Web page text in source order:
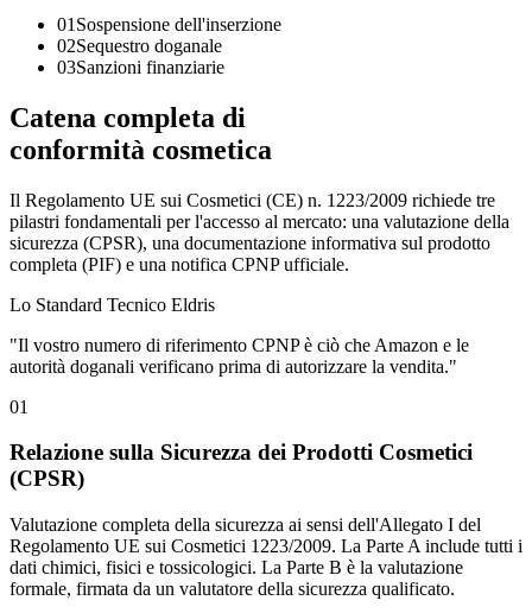
01 Sospensione dell'inserzione
02Sequestro doganale
03Sanzioni finanziarie
Catena completa di
conformità cosmetica
Il Regolamento UE sui Cosmetici (CE) n. 1223/2009 richiede tre
pilastri fondamentali per l'accesso al mercato: una valutazione della
sicurezza (CPSR), una documentazione informativa sul prodotto
completa (PIF) e una notifica CPNP ufficiale.
Lo Standard Tecnico Eldris
"Il vostro numero di riferimento CPNP è ciò che Amazon e le
autorità doganali verificano prima di autorizzare la vendita."
01
Relazione sulla Sicurezza dei Prodotti Cosmetici
(CPSR)
Valutazione completa della sicurezza ai sensi dell'Allegato I del
Regolamento UE sui Cosmetici 1223/2009. La Parte A include tutti i
dati chimici, fisici e tossicologici. La Parte B è la valutazione
formale, firmata da un valutatore della sicurezza qualificato.